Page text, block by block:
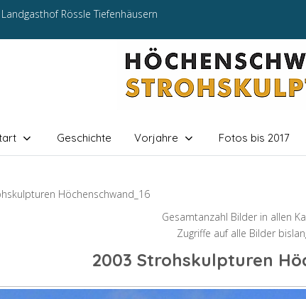
Rössle Tiefenhäusern
Geschichte Vorjahre Fotos bis 2017
Höchenschwand_16
Gesamtanzahl Bilder in allen
Zugriffe auf alle Bilder
2003 Strohskulpturen